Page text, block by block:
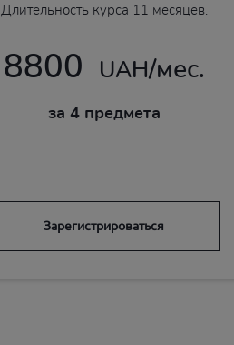
Длительность курса 11 месяцев.
8800 UAH/мес.
за 4 предмета
Зарегистрироваться